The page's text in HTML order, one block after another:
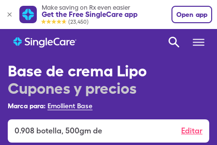
Make saving on Rx even easier
Get the Free SingleCare app
(23,450)
Open app
Base de crema Lipo
Cupones y precios
Marca para: Emollient Base
0.908 botella, 500gm de Editar